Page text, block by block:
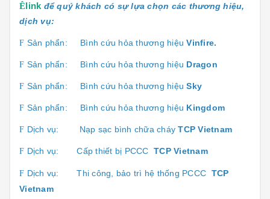
Êlink để quý khách có sự lựa chọn các thương hiệu,
dịch vụ:
F Sản phẩn: Bình cứu hỏa thương hiệuVinfire.
F Sản phẩn: Bình cứu hỏa thương hiệu Dragon
F Sản phẩn: Bình cứu hỏa thương hiệuSky
F Sản phẩn: Bình cứu hỏa thương hiệu Kingdom
F Dịch vụ: Nạp sạc bình chữa cháyTCP Vietnam
F Dịch vụ:Cấp thiết bị PCCC TCP Vietnam
F Dịch vụ:Thi công, bảo trì hệ thống PCCC TCP
Vietnam